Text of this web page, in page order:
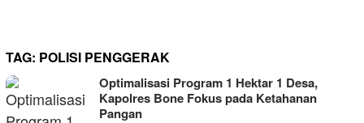
TAG: POLISI PENGGERAK
Optimalisasi Program 1 Hektar 1 Desa,
Kapolres Bone Fokus pada Ketahanan
Pangan